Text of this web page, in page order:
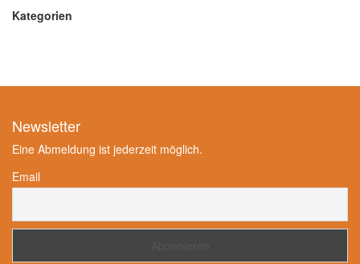
Kategorien
Newsletter
Eine Abmeldung ist jederzeit möglich.
Email